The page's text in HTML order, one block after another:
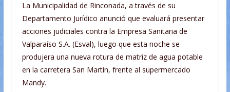
La Municipalidad de Rinconada, a través de su
Departamento Jurídico anunció que evaluará presentar
acciones judiciales contra la Empresa Sanitaria de
Valparaíso S.A. (Esval), luego que esta noche se
produjera una nueva rotura de matriz de agua potable
en la carretera San Martín, frente al supermercado
Mandy.